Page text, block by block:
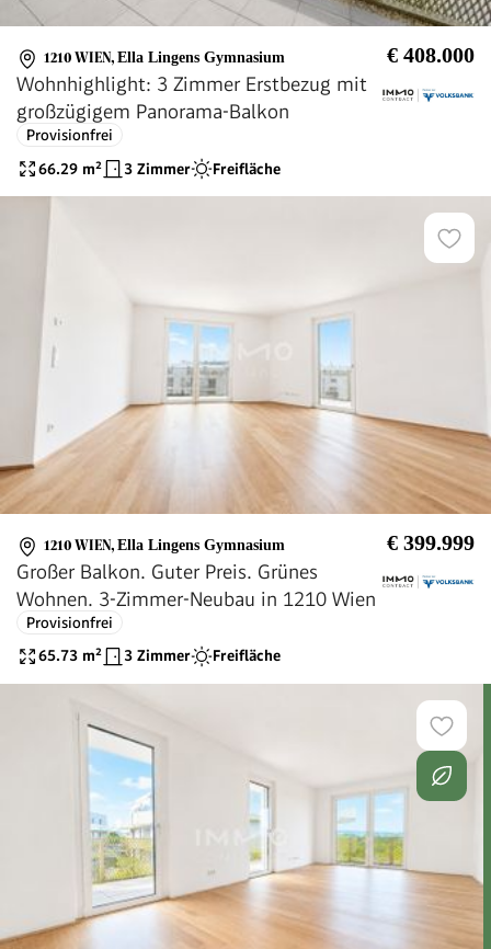
1210 WIEN, Ella Lingens Gymnasium € 408.000
Wohnhighlight: 3 Zimmer Erstbezug mit
großzügigem Panorama-Balkon
Provisionfrei
66.29 m² 3 Zimmer Freifläche
1210 WIEN, Ella Lingens Gymnasium € 399.999
Großer Balkon. Guter Preis. Grünes
Wohnen. 3-Zimmer-Neubau in 1210 Wien
Provisionfrei
65.73 m² 3 Zimmer Freifläche